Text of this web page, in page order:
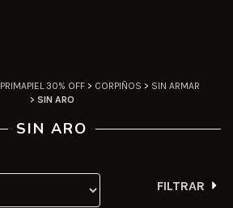
PRIMAPIEL 30% OFF > CORPIÑOS > SIN ARMAR
> SIN ARO
SIN ARO
FILTRAR